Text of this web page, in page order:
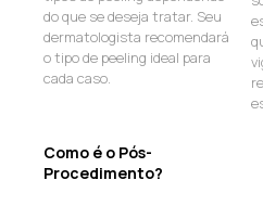
do que se deseja tratar. Seu
dermatologista recomendará
o tipo de peeling ideal para
cada caso.
Como é o Pós-
Procedimento?